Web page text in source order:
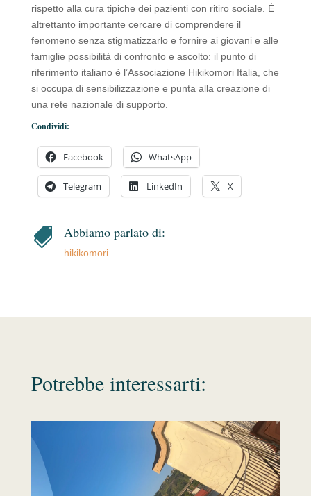
rispetto alla cura tipiche dei pazienti con ritiro sociale. È
altrettanto importante cercare di comprendere il
fenomeno senza stigmatizzarlo e fornire ai giovani e alle
famiglie possibilità di confronto e ascolto: il punto di
riferimento italiano è l’Associazione Hikikomori Italia, che
si occupa di sensibilizzazione e punta alla creazione di
una rete nazionale di supporto.
Condividi:
Facebook WhatsApp
Telegram LinkedIn X
 Abbiamo parlato di:
hikikomori
Potrebbe interessarti: